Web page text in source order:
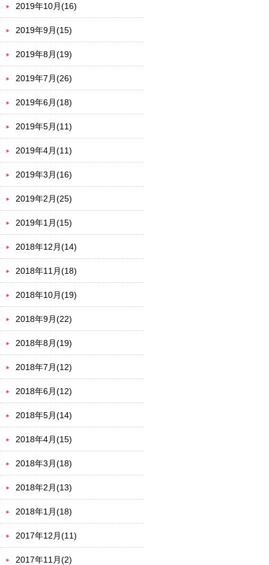
2019年10月(16)
2019年9月(15)
2019年8月(19)
2019年7月(26)
2019年6月(18)
2019年5月(11)
2019年4月(11)
2019年3月(16)
2019年2月(25)
2019年1月(15)
2018年12月(14)
2018年11月(18)
2018年10月(19)
2018年9月(22)
2018年8月(19)
2018年7月(12)
2018年6月(12)
2018年5月(14)
2018年4月(15)
2018年3月(18)
2018年2月(13)
2018年1月(18)
2017年12月(11)
2017年11月(2)